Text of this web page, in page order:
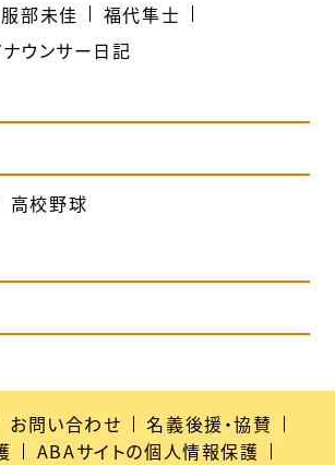
服部未佳
福代隼士
ナウンサー日記
高校野球
お問い合わせ
名義後援・協賛
ABAサイトの個人情報保護